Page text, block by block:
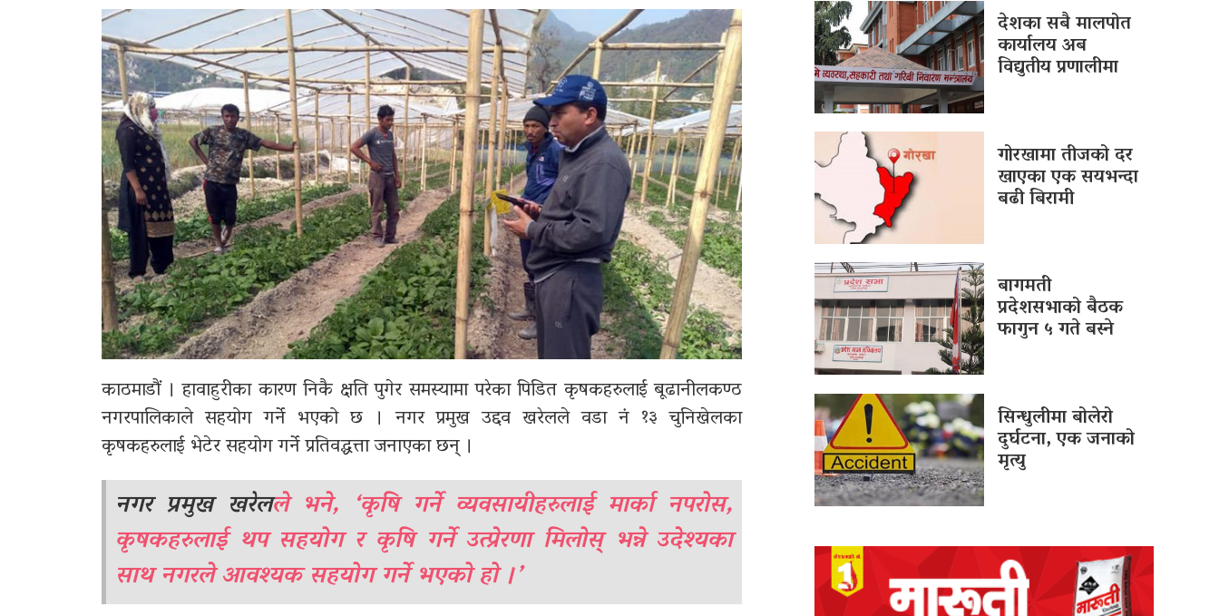
काठमाडौं । हावाहुरीका कारण निकै क्षति पुगेर समस्यामा परेका पिडित कृषकहरुलाईबूढानीलकण्ठ
नगरपालिकाले सहयोग गर्ने भएको छ । नगर प्रमुख उद्दव खरेलले वडा नं १३ चुनिखेलका
कृषकहरुलाई भेटेर सहयोग गर्ने प्रतिवद्धत्ता जनाएका छन् ।
नगर प्रमुख खरेलले भने, ‘कृषि गर्ने व्यवसायीहरुलाई मार्का नपरोस,
कृषकहरुलाई थप सहयोग र कृषि गर्ने उत्प्रेरणा मिलोस् भन्ने उदेश्यका
साथ नगरले आवश्यक सहयोग गर्ने भएको हो ।’
देशका सबै मालपोत
कार्यालय अब
विद्युतीय प्रणालीमा
गोरखामा तीजको दर
खाएका एक सयभन्दा
बढी बिरामी
बागमती
प्रदेशसभाको बैठक
फागुन ५ गते बस्ने
सिन्धुलीमा बोलेरो
दुर्घटना, एक जनाको
मृत्यु